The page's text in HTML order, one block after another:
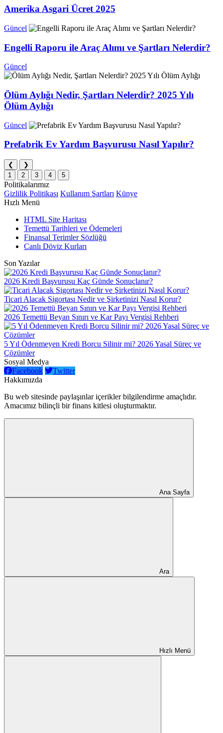
Amerika Asgari Ücret 2025
Güncel
Engelli Raporu ile Araç Alımı ve Şartları Nelerdir?
Güncel
Ölüm Aylığı Nedir, Şartları Nelerdir? 2025 Yılı
Ölüm Aylığı
Güncel
Prefabrik Ev Yardım Başvurusu Nasıl Yapılır?
❮
❯
1
2 3 4 5
Politikalarımız
Gizlilik Politikası Kullanım Şartları Künye
Hızlı Menü
HTML Site Haritası
Temettü Tarihleri ve Ödemeleri
Finansal Terimler Sözlüğü
Canlı Döviz Kurları
Son Yazılar
2026 Kredi Başvurusu Kaç Günde Sonuçlanır?
Ticari Alacak Sigortası Nedir ve Şirketinizi Nasıl Korur?
2026 Temettü Beyan Sınırı ve Kar Payı Vergisi Rehberi
5 Yıl Ödenmeyen Kredi Borcu Silinir mi? 2026 Yasal Süreç ve
Çözümler
Sosyal Medya
Facebook
Twitter
Hakkımızda
Bu web sitesinde paylaşınlar içerikler bilgilendirme amaçlıdır.
Amacımız bilinçli bir finans kitlesi oluşturmaktır.
Ana Sayfa
Ara
Hızlı Menü